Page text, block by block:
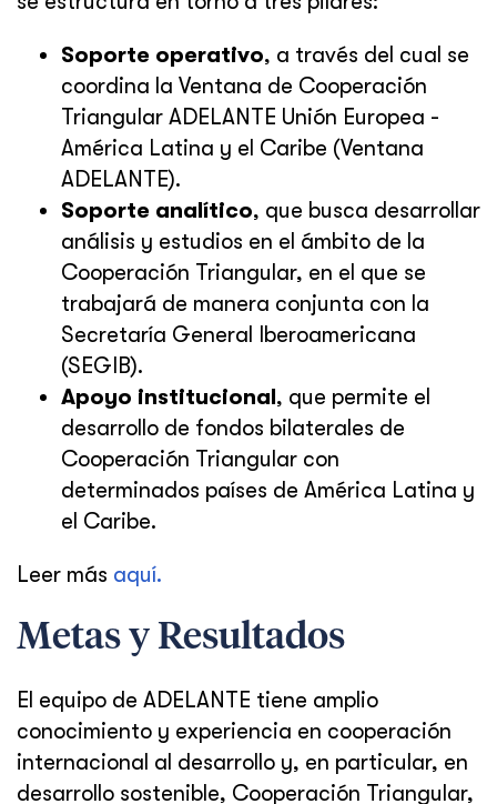
Soporte operativo, a través del cual se
coordina la Ventana de Cooperación
Triangular ADELANTE Unión Europea -
América Latina y el Caribe (Ventana
ADELANTE).
Soporte analítico, que busca desarrollar
análisis y estudios en el ámbito de la
Cooperación Triangular, en el que se
trabajará de manera conjunta con la
Secretaría General Iberoamericana
(SEGIB).
Apoyo institucional, que permite el
desarrollo de fondos bilaterales de
Cooperación Triangular con
determinados países de América Latina y
el Caribe.
Leer más aquí.
Metas y Resultados
El equipo de ADELANTE tiene amplio
conocimiento y experiencia en cooperación
internacional al desarrollo y, en particular, en
desarrollo sostenible, Cooperación Triangular,